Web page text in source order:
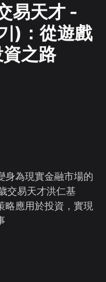
易天才 -
)：從遊戲
之路
身為現實金融市場的
交易天才洪仁基
略應用於投資，實現